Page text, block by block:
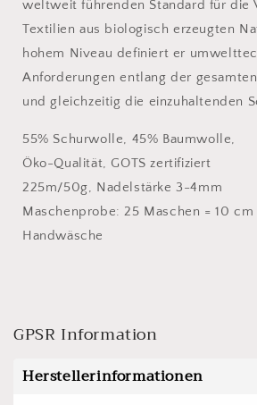
weltweit führenden Standard für die
Textilien aus biologisch erzeugten
hohem Niveau definiert er
Anforderungen entlang der
und gleichzeitig die einzuhaltenden
55% Schurwolle, 45% Baumwolle,
Öko-Qualität, GOTS zertifiziert
225m/50g, Nadelstärke 3-4mm
Maschenprobe: 25 Maschen = 10 cm
Handwäsche
GPSR Information
Herstellerinformationen